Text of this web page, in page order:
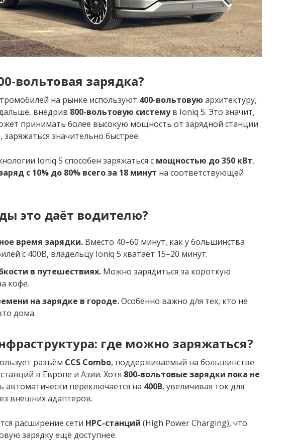
вольтовая зарядка?
на рынке используют 400-вольтовую архитектуру,
внедрив 800-вольтовую системув Ioniq 5. Это значит,
принимать более высокую мощность от зарядной станции
заряжаться значительно быстрее.
Ioniq 5 способен заряжаться с мощностью до 350 кВт,
с 10% до 80% всего за 18 минут на соответствующей
это даёт водителю?
время зарядки. Вместо 40–60 минут, как у большинства
с 400В, владельцу Ioniq 5 хватает 15–20 минут.
в путешествиях. Можно зарядиться за короткую
кофе.
на зарядке в городе.Особенно важно для тех, кто не
дома.
где можно заряжаться?
разъём CCS Combo, поддерживаемый на большинстве
в Европе и Азии. Хотя 800-вольтовые зарядки пока не
автоматически переключается на 400В, увеличивая ток для
внешних адаптеров.
расширение сети HPC-станций (High Power Charging), что
зарядку ещё доступнее.